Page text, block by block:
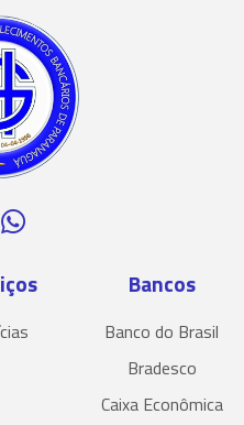
Bancos
Banco do Brasil
Bradesco
Caixa Econômica